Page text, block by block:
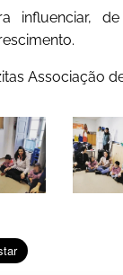
influenciar,
Associação